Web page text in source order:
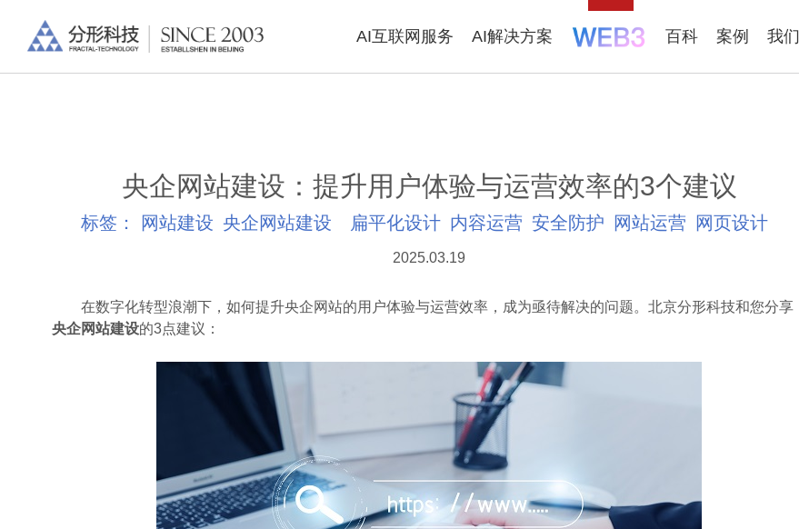
AI互联网服务 AI解决方案 百科 案例 我们
央企网站建设：提升用户体验与运营效率的3个建议
标签： 网站建设 央企网站建设 扁平化设计 内容运营 安全防护 网站运营 网页设计
2025.03.19
在数字化转型浪潮下，如何提升央企网站的用户体验与运营效率，成为亟待解决的问题。北京分形科技和您分享
央企网站建设的3点建议：